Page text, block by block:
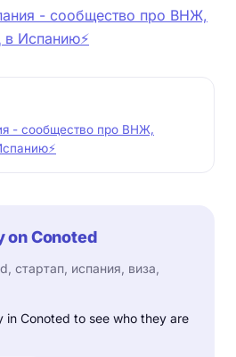
- сообщество про ВНЖ,
в Испанию⚡️
- сообщество про ВНЖ,
on Conoted
стартап, испания, виза,
in Conoted to see who they are